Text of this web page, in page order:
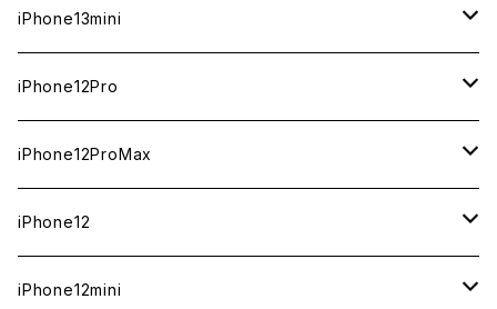
中古（整備済み）
中古（整備済み）
中古（整備済み）
新品
中古（整備済み）
中古（整備済み）
新品
中古（整備済み）
256GB
新品
中古（整備済み）
128GB
新品
中古（整備済み）
新品
中古（整備済み）
512GB
新品
中古（整備済み）
256GB
新品
中古（整備済み）
128GB
新品
中古（整備済み）
512GB
新品
中古（整備済み）
256GB
新品
中古（整備済み）
128GB
新品
中古（整備済み）
iPhone13mini
512GB
新品
中古（整備済み）
256GB
新品
中古（整備済み）
128GB
新品
iPhone12Pro
128GB
新品
中古（整備済み）
256GB
新品
512GB
iPhone12ProMax
512GB
新品
256GB
iPhone12
256GB
iPhone12mini